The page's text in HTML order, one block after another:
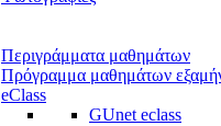
Περιγράμματα μαθημάτων
Πρόγραμμα μαθημάτων
eClass
GUnet eclass